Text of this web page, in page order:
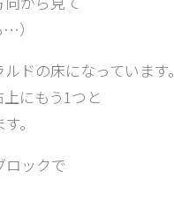
）
ドの床になっています。
にもう1つと
。
ックで